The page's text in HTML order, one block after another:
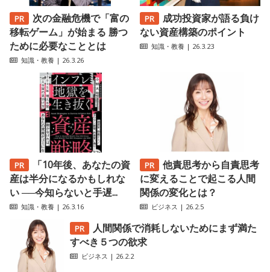
次の金融危機で「富の
移転ゲーム」が始まる 勝つ
ために必要なこととは
知識・教養 | 26.3.26
成功投資家が語る負け
ない資産構築のポイント
知識・教養 | 26.3.23
「10年後、あなたの資
産は半分になるかもしれな
い ──今知らないと手遅...
知識・教養 | 26.3.16
他責思考から自責思考
に変えることで起こる人間
関係の変化とは？
ビジネス | 26.2.5
人間関係で消耗しないためにまず満た
すべき５つの欲求
ビジネス | 26.2.2